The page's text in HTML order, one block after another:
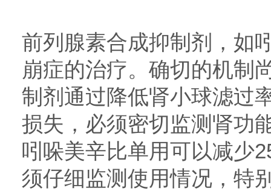
前列腺素合成抑制剂，如
崩症的治疗。确切的机制
制剂通过降低肾小球滤过
损失，必须密切监测肾功
吲哚美辛比单用可以减少
须仔细监测使用情况，特